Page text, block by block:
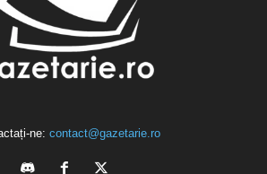
ne: contact@gazetarie.ro